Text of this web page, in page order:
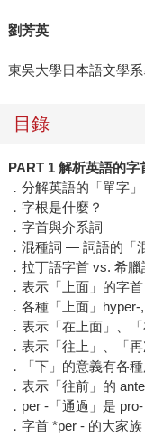
劉芳英
東吳大學日本語文學系
目錄
PART 1 解析英語的字
．分解英語的「單字」
．字根是什麼？
．字首與介系詞
．混種詞 — 詞語的「
．拉丁語字首 vs. 希
．表示「上面」的字首
．各種「上面」hyper-
．表示「在上面」、
．表示「往上」、「
．「下」的意義有各
．表示「往前」的
．per -「通過」是
．字首 *per - 的大家族